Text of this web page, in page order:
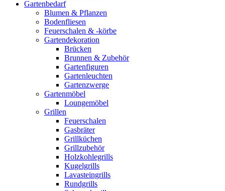
Gartenbedarf
Blumen & Pflanzen
Bodenfliesen
Feuerschalen & -körbe
Gartendekoration
Brücken
Brunnen & Zubehör
Gartenfiguren
Gartenleuchten
Gartenzwerge
Gartenmöbel
Loungemöbel
Grillen
Feuerschalen
Gasbräter
Grillküchen
Grillzubehör
Holzkohlegrills
Kugelgrills
Lavasteingrills
Rundgrills